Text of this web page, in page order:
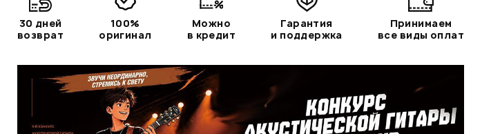
30 дней
возврат
100%
оригинал
Можно
в кредит
Гарантия
и поддержка
Принимаем
все виды оплат